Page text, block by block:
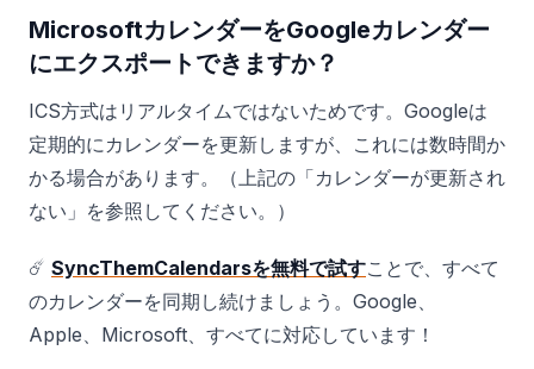
MicrosoftカレンダーをGoogleカレンダー
にエクスポートできますか？
ICS方式はリアルタイムではないためです。Googleは
定期的にカレンダーを更新しますが、これには数時間か
かる場合があります。（上記の「カレンダーが更新され
ない」を参照してください。）
☄️ SyncThemCalendarsを無料で試すことで、すべて
のカレンダーを同期し続けましょう。Google、
Apple、Microsoft、すべてに対応しています！